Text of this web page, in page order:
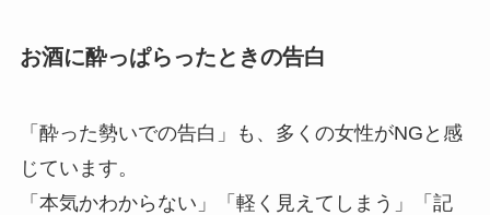
お酒に酔っぱらったときの告白
「酔った勢いでの告白」も、多くの女性がNGと感
じています。
「本気かわからない」「軽く見えてしまう」「記